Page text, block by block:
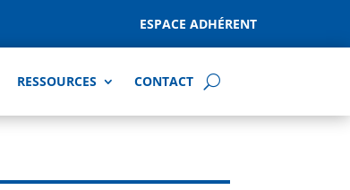
ESPACE ADHÉRENT
RESSOURCES CONTACT